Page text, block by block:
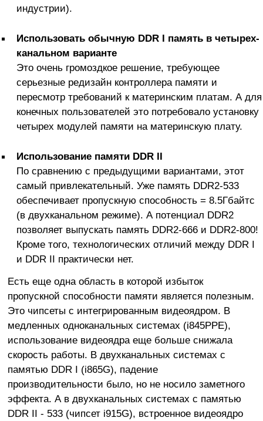
индустрии).
Использовать обычную DDR I память в четырех-
канальном варианте
Это очень громоздкое решение, требующее
серьезные редизайн контроллера памяти и
пересмотр требований к материнским платам. А для
конечных пользователей это потребовало установку
четырех модулей памяти на материнскую плату.
Использование памяти DDR II
По сравнению с предыдущими вариантами, этот
самый привлекательный. Уже память DDR2-533
обеспечивает пропускную способность = 8.5Гбайтс
(в двухканальном режиме). А потенциал DDR2
позволяет выпускать память DDR2-666 и DDR2-800!
Кроме того, технологических отличий между DDR I
и DDR II практически нет.
Есть еще одна область в которой избыток
пропускной способности памяти является полезным.
Это чипсеты с интегрированным видеоядром. В
медленных одноканальных системах (i845PPE),
использование видеоядра еще больше снижала
скорость работы. В двухканальных системах с
памятью DDR I (i865G), падение
производительности было, но не носило заметного
эффекта. А в двухканальных системах с памятью
DDR II - 533 (чипсет i915G), встроенное видеоядро